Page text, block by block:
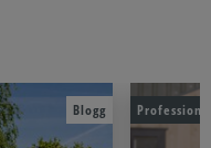
Blogg